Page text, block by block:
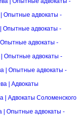
Опытные адвокаты -
Опытные адвокаты -
адвокаты -
Опытные адвокаты -
| Опытные адвокаты -
| Адвокаты
| Адвокаты Соломенского
| Опытные адвокаты -